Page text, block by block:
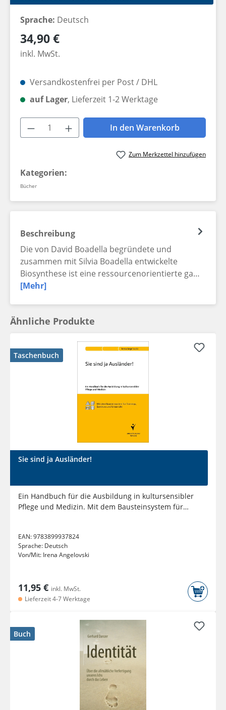
Sprache: Deutsch
Regulärer Preis:
34,90 €
inkl. MwSt.
Versandkostenfrei per Post / DHL
auf Lager, Lieferzeit 1-2 Werktage
Produkt Anzahl: Gib den
In den Warenkorb
Zum Merkzettel hinzufügen
Kategorien:
Bücher
Beschreibung
Die von David Boadella begründete und
zusammen mit Silvia Boadella entwickelte
Biosynthese ist eine ressourcenorientierte ga…
[Mehr]
Ähnliche Produkte
Taschenbuch
Sie sind ja Ausländer!
Ein Handbuch für die Ausbildung in kultursensibler
Pflege und Medizin. Mit dem Bausteinsystem für
EAN:9783899937824
Sprache: Deutsch
Von/Mit: Irena Angelovski
11,95 € inkl. MwSt.
Lieferzeit 4-7 Werktage
Buch